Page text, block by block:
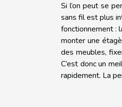
Si l’on peut se
sans fil est plus
fonctionnement :
monter une
des meubles,
C’est donc un
rapidement. La